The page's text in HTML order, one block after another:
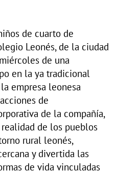
de cuarto de
Leonés, de la ciudad
de una
en la ya tradicional
empresa leonesa
de
de la compañía,
de los pueblos
rural leonés,
y divertida las
de vida vinculadas